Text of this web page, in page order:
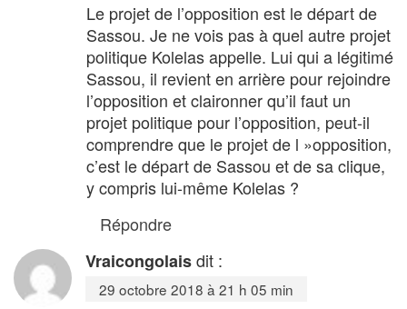
Le projet de l’opposition est le départ de
Sassou. Je ne vois pas à quel autre projet
politique Kolelas appelle. Lui qui a légitimé
Sassou, il revient en arrière pour rejoindre
l’opposition et claironner qu’il faut un
projet politique pour l’opposition, peut-il
comprendre que le projet de l »opposition,
c’est le départ de Sassou et de sa clique,
y compris lui-même Kolelas ?
Répondre
Vraicongolaisdit :
29 octobre 2018 à 21 h 05 min